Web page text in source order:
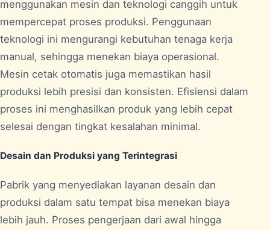
menggunakan mesin dan teknologi canggih untuk
mempercepat proses produksi. Penggunaan
teknologi ini mengurangi kebutuhan tenaga kerja
manual, sehingga menekan biaya operasional.
Mesin cetak otomatis juga memastikan hasil
produksi lebih presisi dan konsisten. Efisiensi dalam
proses ini menghasilkan produk yang lebih cepat
selesai dengan tingkat kesalahan minimal.
Desain dan Produksi yang Terintegrasi
Pabrik yang menyediakan layanan desain dan
produksi dalam satu tempat bisa menekan biaya
lebih jauh. Proses pengerjaan dari awal hingga